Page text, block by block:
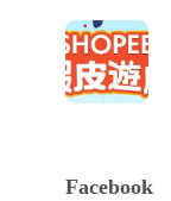
Facebook